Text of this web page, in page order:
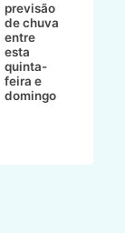
previsão
de chuva
entre
esta
quinta-
feira e
domingo